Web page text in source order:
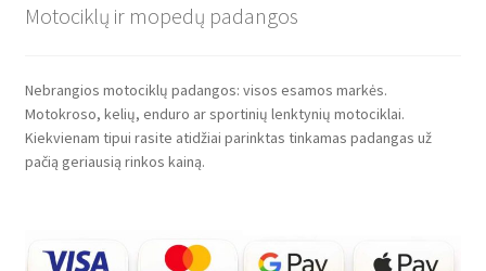
Motociklų ir mopedų padangos
Nebrangios motociklų padangos: visos esamos markės.
Motokroso, kelių, enduro ar sportinių lenktynių motociklai.
Kiekvienam tipui rasite atidžiai parinktas tinkamas padangas už
pačią geriausią rinkos kainą.